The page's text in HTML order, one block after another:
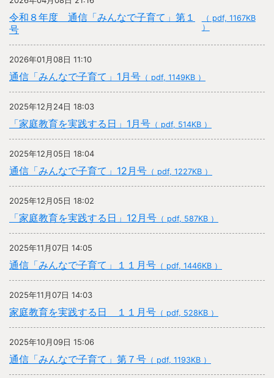
令和８年度 通信「みんなで子育て」第１
号
（ pdf, 1167KB
）
2026年01月08日 11:10
通信「みんなで子育て」1月号 （ pdf, 1149KB ）
2025年12月24日 18:03
「家庭教育を実践する日」1月号 （ pdf, 514KB ）
2025年12月05日 18:04
通信「みんなで子育て」12月号 （ pdf, 1227KB ）
2025年12月05日 18:02
「家庭教育を実践する日」12月号 （ pdf, 587KB ）
2025年11月07日 14:05
通信「みんなで子育て」１１月号 （ pdf, 1446KB ）
2025年11月07日 14:03
家庭教育を実践する日 １１月号 （ pdf, 528KB ）
2025年10月09日 15:06
通信「みんなで子育て」第７号 （ pdf, 1193KB ）